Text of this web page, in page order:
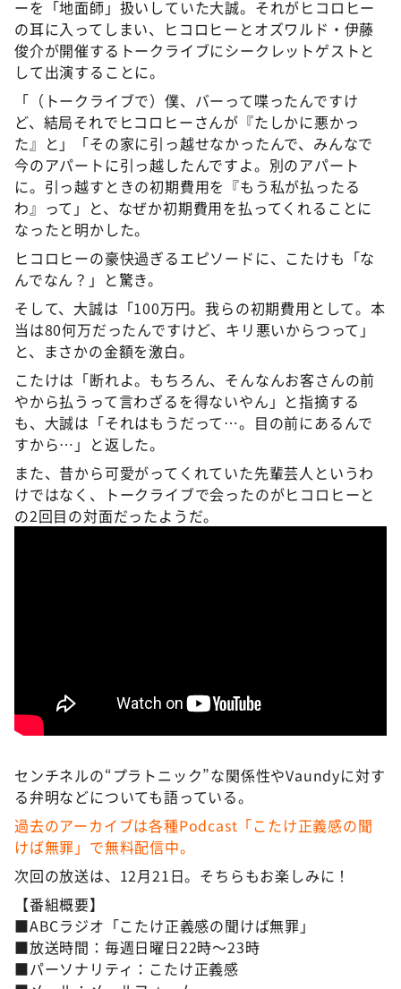
ーを「地面師」扱いしていた大誠。それがヒコロヒー
の耳に入ってしまい、ヒコロヒーとオズワルド・伊藤
俊介が開催するトークライブにシークレットゲストと
して出演することに。
「（トークライブで）僕、バーって喋ったんですけ
ど、結局それでヒコロヒーさんが『たしかに悪かっ
た』と」「その家に引っ越せなかったんで、みんなで
今のアパートに引っ越したんですよ。別のアパート
に。引っ越すときの初期費用を『もう私が払ったる
わ』って」と、なぜか初期費用を払ってくれることに
なったと明かした。
ヒコロヒーの豪快過ぎるエピソードに、こたけも「な
んでなん？」と驚き。
そして、大誠は「100万円。我らの初期費用として。本
当は80何万だったんですけど、キリ悪いからつって」
と、まさかの金額を激白。
こたけは「断れよ。もちろん、そんなんお客さんの前
やから払うって言わざるを得ないやん」と指摘する
も、大誠は「それはもうだって…。目の前にあるんで
すから…」と返した。
また、昔から可愛がってくれていた先輩芸人というわ
けではなく、トークライブで会ったのがヒコロヒーと
の2回目の対面だったようだ。
センチネルの“プラトニック”な関係性やVaundyに対す
る弁明などについても語っている。
過去のアーカイブは各種Podcast「こたけ正義感の聞
けば無罪」で無料配信中。
次回の放送は、12月21日。そちらもお楽しみに！
【番組概要】
■ABCラジオ「こたけ正義感の聞けば無罪」
■放送時間：毎週日曜日22時～23時
■パーソナリティ：こたけ正義感